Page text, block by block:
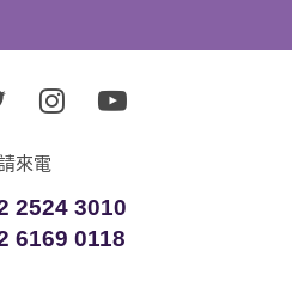
來電
2524 3010
6169 0118